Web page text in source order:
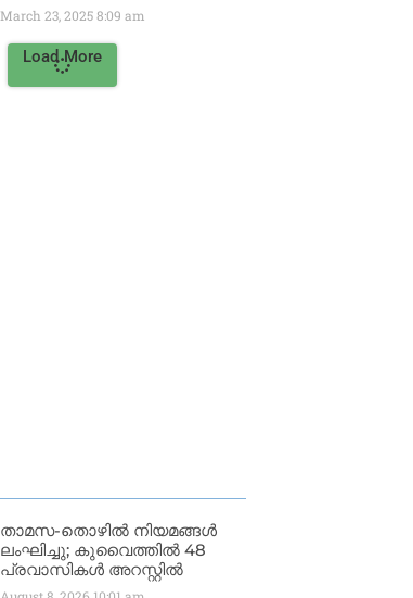
March 23, 20258:09 am
Load More
താമസ-തൊഴിൽ നിയമങ്ങൾ
ലംഘിച്ചു; കുവൈത്തിൽ 48
പ്രവാസികൾ അറസ്റ്റിൽ